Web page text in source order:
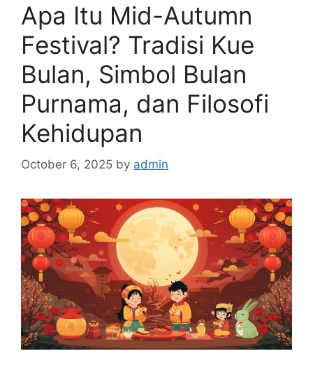
Apa Itu Mid-Autumn
Festival? Tradisi Kue
Bulan, Simbol Bulan
Purnama, dan Filosofi
Kehidupan
October 6, 2025 by admin